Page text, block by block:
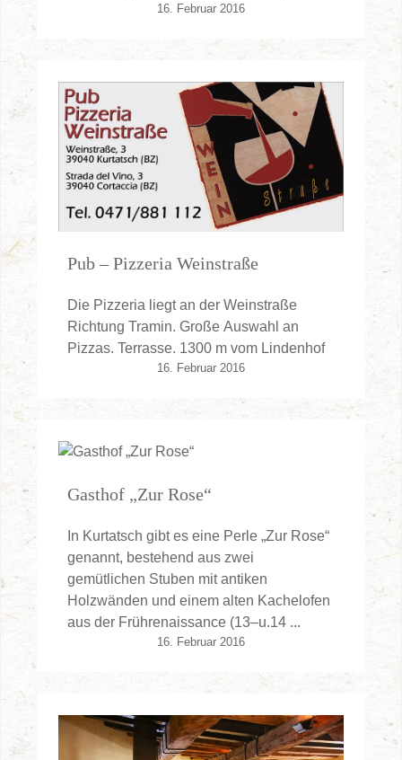
16. Februar 2016
Pub – Pizzeria Weinstraße
Die Pizzeria liegt an der Weinstraße
Richtung Tramin. Große Auswahl an
Pizzas. Terrasse. 1300 m vom Lindenhof
16. Februar 2016
Gasthof „Zur Rose“
In Kurtatsch gibt es eine Perle „Zur Rose“
genannt, bestehend aus zwei
gemütlichen Stuben mit antiken
Holzwänden und einem alten Kachelofen
aus der Frührenaissance (13–u.14 ...
16. Februar 2016